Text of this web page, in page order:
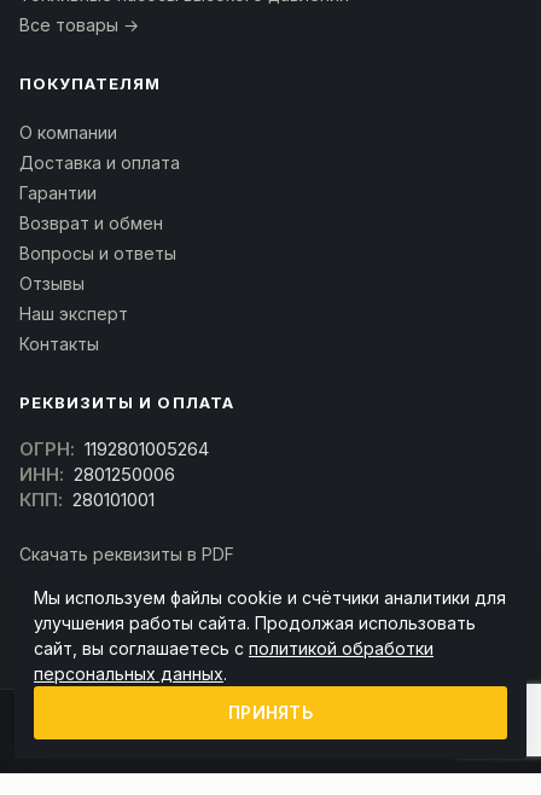
Все товары →
ПОКУПАТЕЛЯМ
О компании
Доставка и оплата
Гарантии
Возврат и обмен
Вопросы и ответы
Отзывы
Наш эксперт
Контакты
РЕКВИЗИТЫ И ОПЛАТА
ОГРН: 1192801005264
ИНН: 2801250006
КПП: 280101001
Скачать реквизиты в PDF
(Скачать договор)
Мы используем файлы cookie и счётчики аналитики для
улучшения работы сайта. Продолжая использовать
сайт, вы соглашаетесь с политикой обработки
персональных данных.
ПРИНЯТЬ